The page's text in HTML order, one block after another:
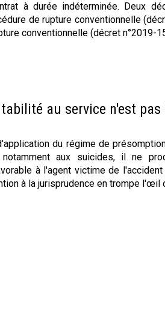
à durée indéterminée. Deux
de rupture conventionnelle
conventionnelle (décret n°2019-
au service n'est
du régime de
aux suicides, il ne
à l'agent victime de
à la jurisprudence en trompe l'œil